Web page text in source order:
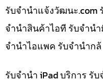
รับจํานําแจ้งวัฒนะ.com
จำนำสินค้าไอที รับจำน
จำนำไอแพค รับจำนำกล้
รับจำนำ iPad บริการ รั